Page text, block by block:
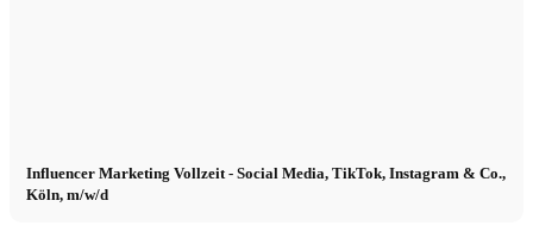
Influencer Marketing Vollzeit - Social Media, TikTok, Instagram & Co.,
Köln, m/w/d